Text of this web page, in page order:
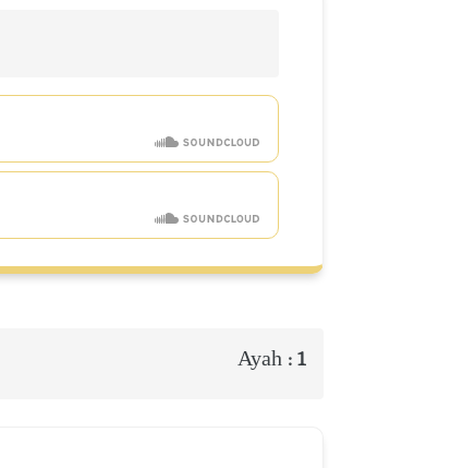
Ayah : 1